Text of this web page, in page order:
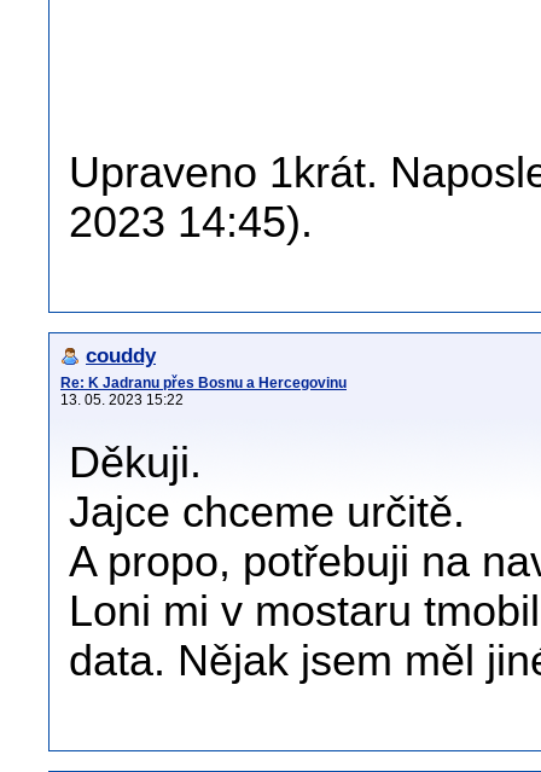
Upraveno 1krát.
2023 14:45).
couddy
Re: K Jadranu přes Bosnu a Hercegovinu
13. 05. 2023 15:22
Děkuji.
Jajce chceme určitě.
A propo, potřebuji na
Loni mi v mostaru
data. Nějak jsem měl